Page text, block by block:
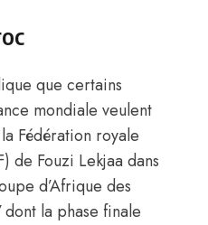
que certains
mondiale veulent
Fédération royale
de Fouzi Lekjaa dans
d’Afrique des
dont la phase finale